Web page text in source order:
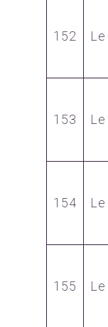
152
153
154
155